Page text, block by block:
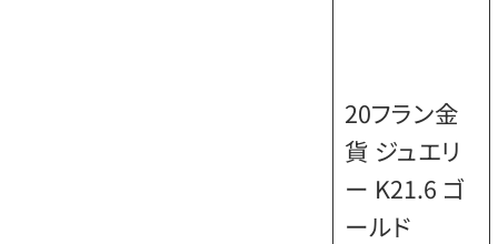
20フラン金
貨 ジュエリ
ー K21.6 ゴ
ールド